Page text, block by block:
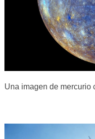
Una imagen de mercurio